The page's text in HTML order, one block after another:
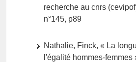
recherche au cnrs
n°145, p89
Nathalie, Finck, « La
l'égalité hommes-femmes